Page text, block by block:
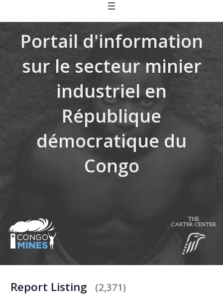
Portail d'information
sur le secteur minier
industriel en
République
démocratique du
Congo
Report Listing (2,371)